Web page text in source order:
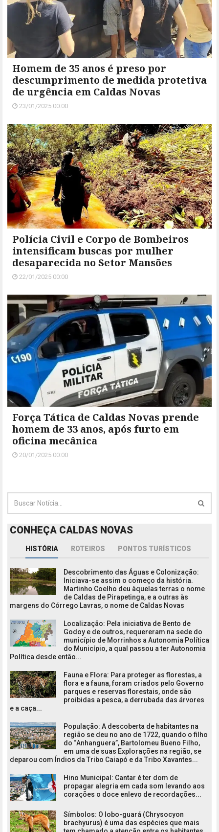
Homem de 35 anos é preso por
descumprimento de medida protetiva
de urgência em Caldas Novas
23/01/2025 00:00
Polícia Civil e Corpo de Bombeiros
intensificam buscas por mulher
desaparecida no Setor Mansões
22/01/2025 00:00
Força Tática de Caldas Novas prende
homem de 33 anos, após furto em
oficina mecânica
20/01/2025 00:00
CONHEÇA CALDAS NOVAS
HISTÓRIA ROTEIROS PONTOS TURÍSTICOS
Descobrimento das Águas e Colonização:
Iniciava-se assim o começo da história.
Martinho Coelho deu àquelas terras o nome
de Caldas de Pirapetinga, e a outras às
margens do Córrego Lavras, o nome de Caldas Novas
Localização: Pela iniciativa de Bento de
Godoy e de outros, requereram na sede do
município de Morrinhos a Autonomia Política
do Município, a qual passou a ter Autonomia
Política desde então...
Fauna e Flora: Para proteger as florestas, a
flora e a fauna, foram criados pelo Governo
parques e reservas florestais, onde são
proibidas a pesca, a derrubada das árvores
e a caça...
População: A descoberta de habitantes na
região se deu no ano de 1722, quando o filho
do “Anhanguera”, Bartolomeu Bueno Filho,
em uma de suas Explorações na região, se
deparou com Índios da Tribo Caiapó e da Tribo Xavantes...
Hino Municipal: Cantar é ter dom de
propagar alegria em cada som levando aos
corações o doce enlevo de recordações...
Símbolos: O lobo-guará (Chrysocyon
brachyurus) é uma das espécies que mais